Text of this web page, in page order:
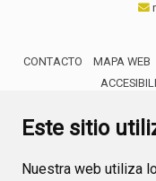
Este sitio
Nuestra web utiliza
CONTACTO MAPA WEB